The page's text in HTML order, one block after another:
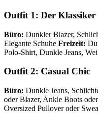
Outfit 1: Der Klassiker
Büro: Dunkler Blazer,
Elegante Schuhe Freizeit:
Polo-Shirt, Dunkle Jeans,
Outfit 2: Casual Chic
Büro: Dunkle Jeans,
oder Blazer, Ankle Boots
Oversized Pullover oder